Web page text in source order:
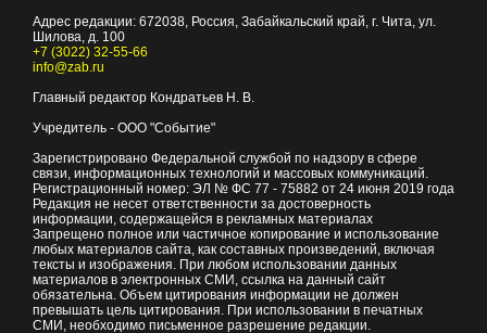
Адрес редакции: 672038 , Россия, Забайкальский край, г. Чита ул.
Шилова, д. 100
+7 (3022) 32-55-66
info@zab.ru
Главный редактор Кондратьев Н. В.
Учредитель - ООО "Событие"
Зарегистрировано Федеральной службой по надзору в сфере
связи, информационных технологий и массовых коммуникаций.
Регистрационный номер: ЭЛ № ФС 77 - 75882 от 24 июня 2019 года
Редакция не несет ответственности за достоверность
информации, содержащейся в рекламных материалах
Запрещено полное или частичное копирование и использование
любых материалов сайта, как составных произведений, включая
тексты и изображения. При любом использовании данных
материалов в электронных СМИ, ссылка на данный сайт
обязательна. Объем цитирования информации не должен
превышать цель цитирования. При использовании в печатных
СМИ, необходимо письменное разрешение редакции.